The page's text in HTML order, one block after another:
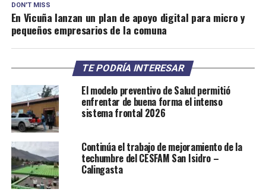
DON'T MISS
En Vicuña lanzan un plan de apoyo digital para micro y
pequeños empresarios de la comuna
TE PODRÍA INTERESAR
El modelo preventivo de Salud permitió
enfrentar de buena forma el intenso
sistema frontal 2026
Continúa el trabajo de mejoramiento de la
techumbre del CESFAM San Isidro –
Calingasta